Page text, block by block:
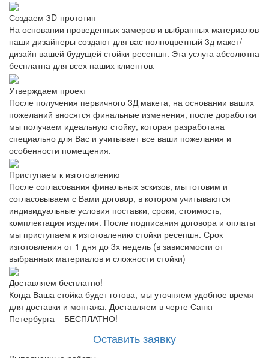
Создаем 3D-прототип
На основании проведенных замеров и выбранных материалов
наши дизайнеры создают для вас полноцветный 3д макет/
дизайн вашей будущей стойки ресепшн. Эта услуга абсолютна
бесплатна для всех наших клиентов.
Утверждаем проект
После получения первичного 3Д макета, на основании ваших
пожеланий вносятся финальные изменения, после доработки
мы получаем идеальную стойку, которая разработана
специально для Вас и учитывает все ваши пожелания и
особенности помещения.
Приступаем к изготовлению
После согласования финальных эскизов, мы готовим и
согласовываем с Вами договор, в котором учитываются
индивидуальные условия поставки, сроки, стоимость,
комплектация изделия. После подписания договора и оплаты
мы приступаем к изготовлению стойки ресепшн. Срок
изготовления от 1 дня до 3х недель (в зависимости от
выбранных материалов и сложности стойки)
Доставляем бесплатно!
Когда Ваша стойка будет готова, мы уточняем удобное время
для доставки и монтажа, Доставляем в черте Санкт-
Петербурга – БЕСПЛАТНО!
Оставить заявку